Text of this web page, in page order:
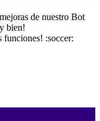
de nuestro Bot
bien!
funciones! :soccer: